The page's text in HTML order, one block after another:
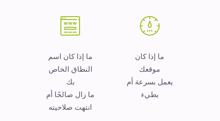
ما إذا كان
موقعك
يعمل بسرعة أم
بطيء
ما إذا كان اسم
النطاق الخاص
بك
ما زال صالحًا أم
انتهت صلاحيته